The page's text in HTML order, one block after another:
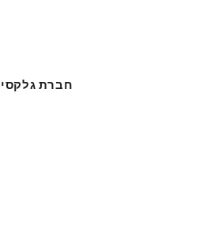
חברת גלקסי